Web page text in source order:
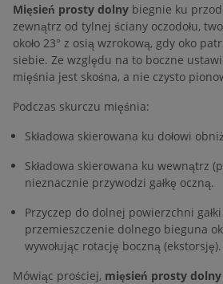
Mięsień prosty dolny biegnie ku
zewnątrz od tylnej ściany oczodołu,
około 23° z osią wzrokową, gdy oko
siebie. Ze względu na to boczne
mięśnia jest skośna, a nie czysto
Podczas skurczu mięśnia:
Składowa skierowana ku dołowi
Składowa skierowana ku wewnątrz
nieznacznie przywodzi gałkę oczną.
Przyczep do dolnej powierzchni
przemieszczenie dolnego bieguna
wywołując rotację boczną (ekstorsję).
Mówiąc prościej, mięsień prosty dolny